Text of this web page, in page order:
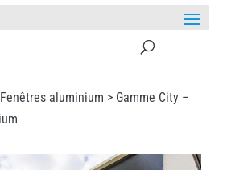
Fenêtres aluminium > Gamme City –